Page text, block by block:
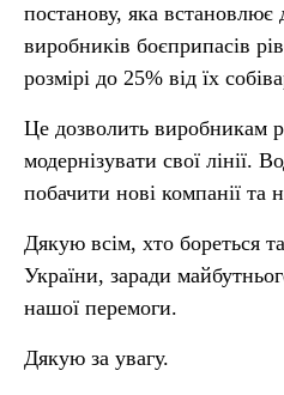
постанову, яка встановлює
виробників боєприпасів
розмірі до 25% від їх
Це дозволить виробникам
модернізувати свої лінії.
побачити нові компанії та
Дякую всім, хто бореться
України, заради
нашої перемоги.
Дякую за увагу.